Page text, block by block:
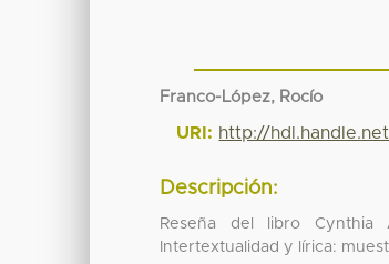
Franco-López, Rocío
URI: http://
Descripción:
Reseña del libro Cynthia
Intertextualidad y lírica: